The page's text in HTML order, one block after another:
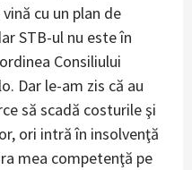
cu un plan de
STB-ul nu este în
Consiliului
Dar le-am zis că au
să scadă costurile şi
ori intră în insolvenţă
mea competenţă pe